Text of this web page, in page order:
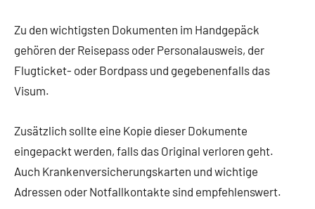
Zu den wichtigsten Dokumenten im Handgepäck
gehören der Reisepass oder Personalausweis, der
Flugticket- oder Bordpass und gegebenenfalls das
Visum.
Zusätzlich sollte eine Kopie dieser Dokumente
eingepackt werden, falls das Original verloren geht.
Auch Krankenversicherungskarten und wichtige
Adressen oder Notfallkontakte sind empfehlenswert.